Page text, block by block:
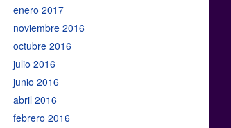
enero 2017
noviembre 2016
octubre 2016
julio 2016
junio 2016
abril 2016
febrero 2016